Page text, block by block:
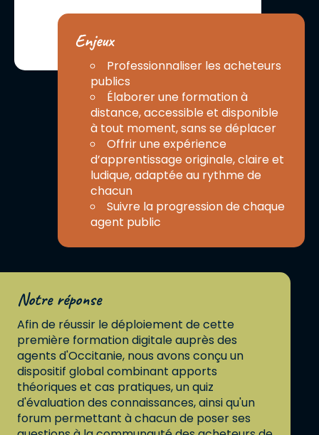
Enjeux
Professionnaliser les acheteurs
publics
Élaborer une formation à
distance, accessible et disponible
à tout moment, sans se déplacer
Offrir une expérience
d’apprentissage originale, claire et
ludique, adaptée au rythme de
chacun
Suivre la progression de chaque
agent public
Notre réponse
Afin de réussir le déploiement de cette
première formation digitale auprès des
agents d'Occitanie, nous avons conçu un
dispositif global combinant apports
théoriques et cas pratiques, un quiz
d'évaluation des connaissances, ainsi qu'un
forum permettant à chacun de poser ses